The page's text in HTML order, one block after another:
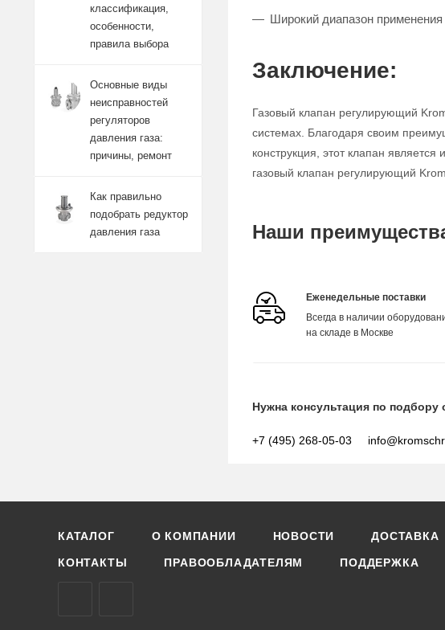
Широкий диапазон
Заключение:
Газовый клапан регулирующий
системах. Благодаря своим
конструкция, этот клапан
газовый клапан регулирующий
Наши
Еженедельные поставки
Всегда в наличии
на складе в Москве
Нужна консультация по подбору
+7 (495) 268-05-03
классификация,
особенности,
правила выбора
Основные виды
неисправностей
регуляторов
давления газа:
причины, ремонт
Как правильно
подобрать редуктор
давления газа
КАТАЛОГ О КОМПАНИИ НОВОСТИ ДОСТАВКА
КОНТАКТЫ ПРАВООБЛАДАТЕЛЯМ ПОДДЕРЖКА